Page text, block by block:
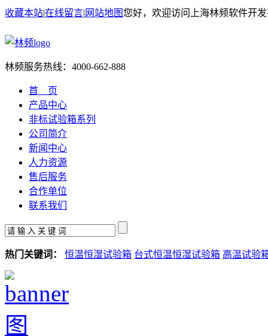
收藏本站|在线留言| 网站地图您好，欢迎访问上海林频软件开
林频服务热线： 4000-662-888
首 页
产品中心
非标试验箱系列
公司简介
新闻中心
人力资源
售后服务
合作单位
联系我们
热门关键词： 恒温恒湿试验箱 台式恒温恒湿试验箱 高温试验